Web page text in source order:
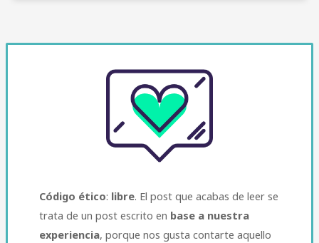
Código ético: libre. El post que acabas de leer se
trata de un post escrito en base a nuestra
experiencia, porque nos gusta contarte aquello